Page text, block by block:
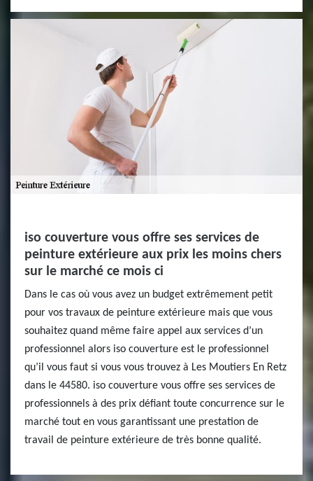
iso couverture vous offre ses services de
peinture extérieure aux prix les moins chers
sur le marché ce mois ci
Dans le cas où vous avez un budget extrêmement petit
pour vos travaux de peinture extérieure mais que vous
souhaitez quand même faire appel aux services d’un
professionnel alors iso couverture est le professionnel
qu’il vous faut si vous vous trouvez à Les Moutiers En Retz
dans le 44580. iso couverture vous offre ses services de
professionnels à des prix défiant toute concurrence sur le
marché tout en vous garantissant une prestation de
travail de peinture extérieure de très bonne qualité.